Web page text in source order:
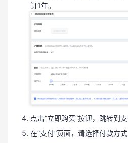
订1年。
点击“立即购买“按钮，跳转到支
在“支付”页面，请选择付款方式